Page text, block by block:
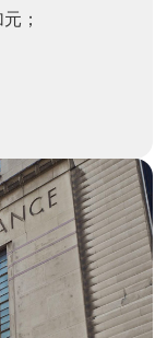
；
报告；